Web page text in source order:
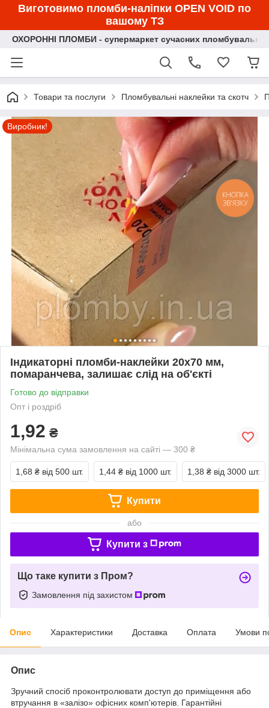
Виготовимо пломби-наліпки OPEN VOID по
вашому ТЗ
ОХОРОННІ ПЛОМБИ - супермаркет сучасних пломбувальних
Товари та послуги Пломбувальні наклейки та скотч
Виробник!
Індикаторні пломби-наклейки 20х70 мм,
помаранчева, залишає слід на об'єкті
Готово до відправки
Опт і роздріб
1,92 ₴
Мінімальна сума замовлення на сайті — 300 ₴
1,68 ₴ від 500 шт. 1,44 ₴ від 1000 шт. 1,38 ₴ від 3000 шт.
Купити
або
Купити з
Що таке купити з Пром?
Замовлення під захистом
Опис Характеристики Доставка Оплата Умови
Опис
Зручний спосіб проконтролювати доступ до приміщення або
втручання в «залізо» офісних комп'ютерів. Гарантійні
КНОПКА
ЗВ'ЯЗКУ